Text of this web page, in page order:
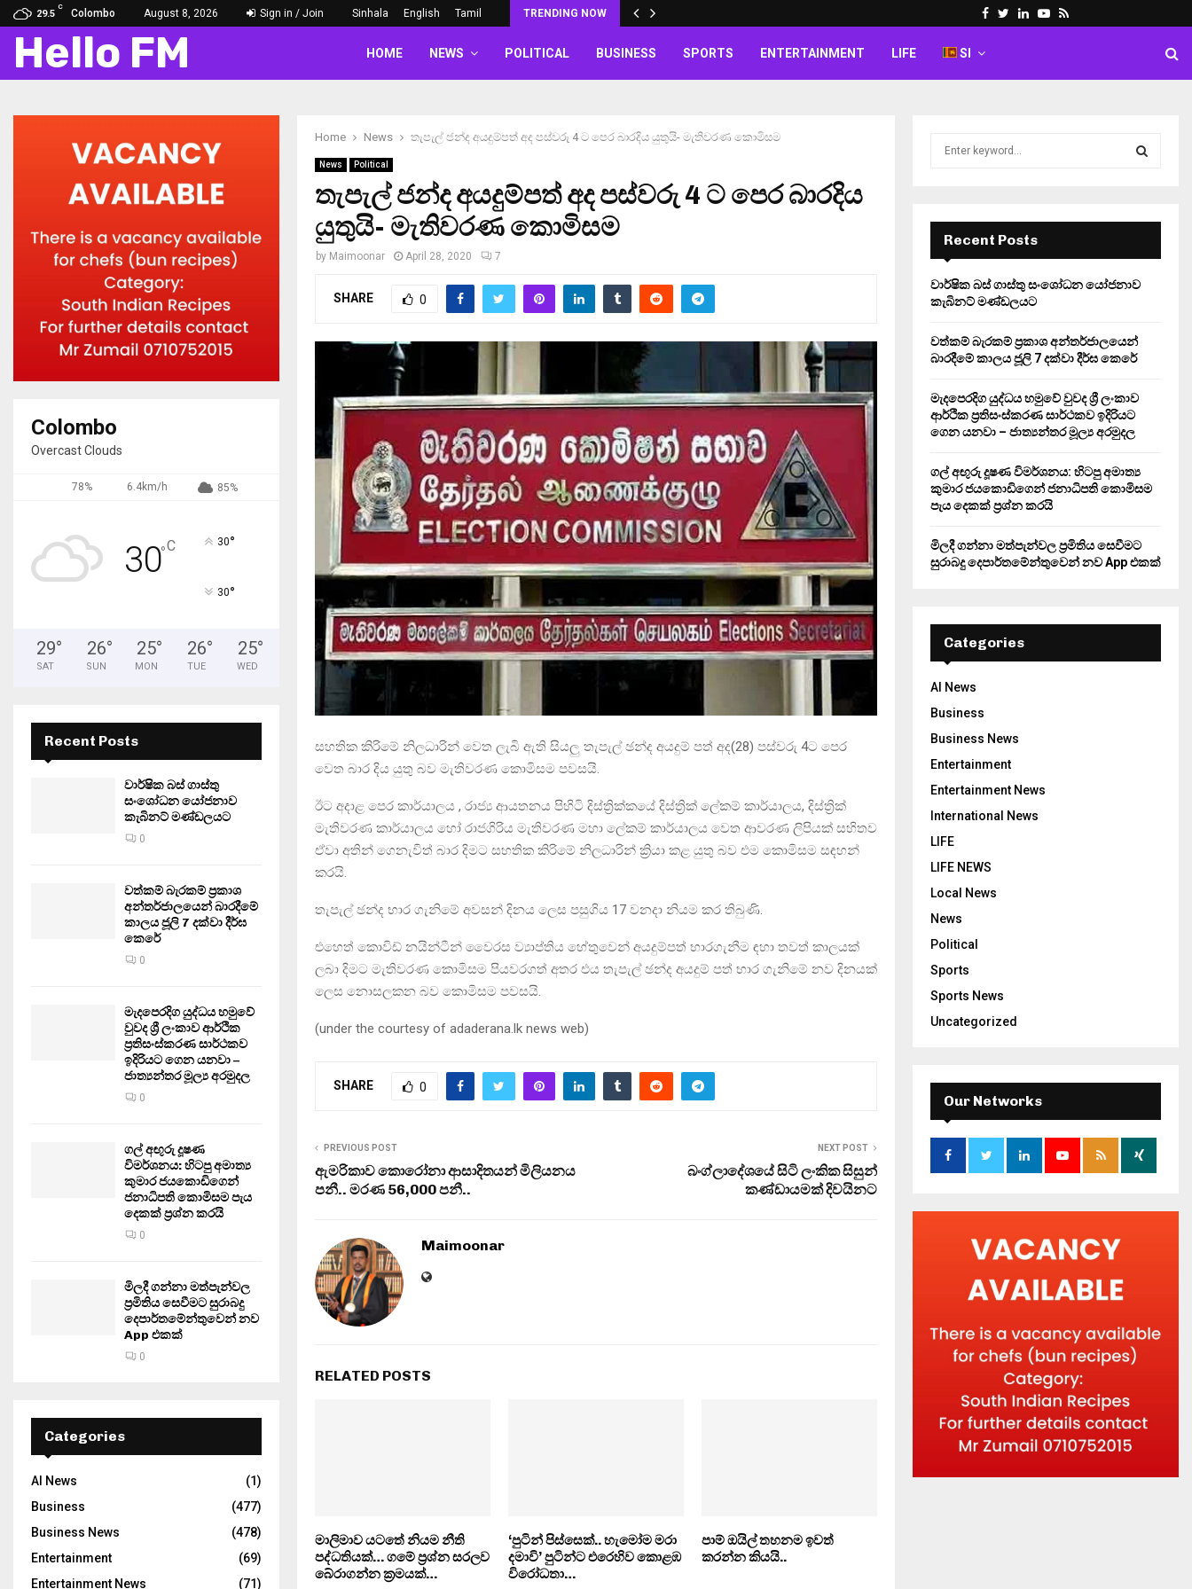
29.5
C
Colombo August 8, 2026 Sign in / Join Sinhala English Tamil TRENDING NOW Facebook
Twitter
LinkedinYoutube
Rss
Hello FM HOME NEWS POLITICAL BUSINESS SPORTS ENTERTAINMENT LIFE SI
Home News තැපැල් ජන්ද අයදුම්පත් අද පස්වරු 4 ට පෙර බාරදිය යුතුයි- මැතිවරණ කොමිසම
News Political
තැපැල් ජන්ද අයදුම්පත් අද පස්වරු 4 ට පෙර බාරදිය
යුතුයි- මැතිවරණ කොමිසම
by Maimoonar April 28, 2020 7
SHARE 0
සහතික කිරිමේ නිලධාරින් වෙත ලැබි ඇති සියලු තැපැල් ඡන්ද අයදුම් පත් අද(28) පස්වරු 4ට පෙර
වෙත බාර දිය යුතු බව මැතිවරණ කොමිසම පවසයි.
ඊට අදාළ පෙර කාර්යාලය , රාජ්‍ය ආයතනය පිහිටි දිස්ත්‍රික්කයේ දිස්ත්‍රික් ලේකම් කාර්යාලය, දිස්ත්‍රික්
මැතිවරණ කාර්යාලය හෝ රාජගිරිය මැතිවරණ මහා ලේකම් කාර්යාලය වෙත ආවරණ ලිපියක් සහිතව
ඒවා අතින් ගෙනැවිත් බාර දිමට සහතික කිරිමේ නිලධාරින් ක්‍රියා කළ යුතු බව එම කොමිසම සඳහන්
කරයි.
තැපැල් ඡන්ද භාර ගැනිමේ අවසන් දිනය ලෙස පසුගිය 17 වනදා නියම කර තිබුණි.
එහෙත් කොවිඩ් නයින්ටීන් වෛරස ව්‍යාප්තිය හේතුවෙන් අයදුම්පත් භාරගැනීම ඳහා තවත් කාලයක්
ලබා දිමට මැතිවරණ කොමිසම පියවරගත් අතර එය තැපැල් ඡන්ද අයදුම් පත් භාර ගැනිමේ නව දිනයක්
ලෙස නොසලකන බව කොමිසම පවසයි.
(under the courtesy of adaderana.lk news web)
SHARE 0
PREVIOUS POST
ඇමරිකාව කොරෝනා ආසාදිතයන් මිලියනය
පනී.. මරණ 56,000 පනී..
NEXT POST
බංග්ලාදේශයේ සිටි ලංකික සිසුන්
කණ්ඩායමක් දිවයිනට
Maimoonar
RELATED POSTS
මාලිමාව යටතේ නියම නීති
පද්ධතියක්… ගමේ ප්‍රශ්න සරලව
බේරාගන්න ක්‍රමයක්…
‘පුටින් පිස්සෙක්.. හැමෝම මරා
දමාවි’ පුටින්ට එරෙහිව කොළඹ
විරෝධතා…
පාම් ඔයිල් තහනම ඉවත්
කරන්න කියයි..
Colombo
Overcast Clouds
78% 6.4km/h 85%
30°C 30°
30°
29°
SAT
26°
SUN
25°
MON
26°
TUE
25°
WED
Recent Posts
වාර්ෂික බස් ගාස්තු
සංශෝධන යෝජනාව
කැබිනට් මණ්ඩලයට
0
වත්කම් බැරකම් ප්‍රකාශ
අන්තර්ජාලයෙන් බාරදීමේ
කාලය ජූලි 7 දක්වා දීර්ඝ
කෙරේ
0
මැදපෙරදිග යුද්ධය හමුවේ
වුවද ශ්‍රී ලංකාව ආර්ථික
ප්‍රතිසංස්කරණ සාර්ථකව
ඉදිරියට ගෙන යනවා –
ජාත්‍යන්තර මූල්‍ය අරමුදල
0
ගල් අඟුරු දූෂණ
විමර්ශනය: හිටපු අමාත්‍ය
කුමාර ජයකොඩිගෙන්
ජනාධිපති කොමිසම පැය
දෙකක් ප්‍රශ්න කරයි
0
මිලදී ගන්නා මත්පැන්වල
ප්‍රමිතිය සෙවීමට සුරාබදු
දෙපාර්තමේන්තුවෙන් නව
App එකක්
0
Categories
AI News
(1)
Business
(477)
Business News
(478)
Entertainment
(69)
Entertainment News
(71)
r
:
E
A
R
H
Recent Posts
වාර්ෂික බස් ගාස්තු සංශෝධන යෝජනාව
කැබිනට් මණ්ඩලයට
වත්කම් බැරකම් ප්‍රකාශ අන්තර්ජාලයෙන්
බාරදීමේ කාලය ජූලි 7 දක්වා දීර්ඝ කෙරේ
මැදපෙරදිග යුද්ධය හමුවේ වුවද ශ්‍රී ලංකාව
ආර්ථික ප්‍රතිසංස්කරණ සාර්ථකව ඉදිරියට
ගෙන යනවා – ජාත්‍යන්තර මූල්‍ය අරමුදල
ගල් අඟුරු දූෂණ විමර්ශනය: හිටපු අමාත්‍ය
කුමාර ජයකොඩිගෙන් ජනාධිපති කොමිසම
පැය දෙකක් ප්‍රශ්න කරයි
මිලදී ගන්නා මත්පැන්වල ප්‍රමිතිය සෙවීමට
සුරාබදු දෙපාර්තමේන්තුවෙන් නව App එකක්
Categories
AI News
Business
Business News
Entertainment
Entertainment News
International News
LIFE
LIFE NEWS
Local News
News
Political
Sports
Sports News
Uncategorized
Our Networks